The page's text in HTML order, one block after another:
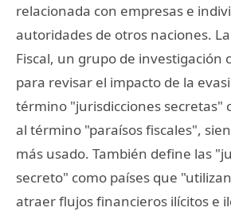
relacionada con empresas e
autoridades de otros naciones. La
Fiscal, un grupo de investigación
para revisar el impacto de la
término "jurisdicciones secretas"
al término "paraísos fiscales",
más usado. También define las
secreto" como países que
atraer flujos financieros ilícitos e